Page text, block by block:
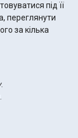
під її
переглянути
за кілька
.